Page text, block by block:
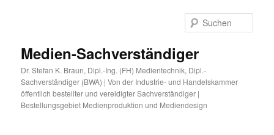
Medien-Sachverständiger
Dr. Stefan K. Braun, Dipl.-Ing. (FH) Medientechnik, Dipl.-
Sachverständiger (BWA) | Von der Industrie- und Handelskammer
öffentlich bestellter und vereidigter Sachverständiger |
Bestellungsgebiet Medienproduktion und Mediendesign